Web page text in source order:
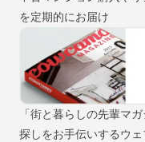
を定期的にお届け
「街と暮らしの先輩マ
探しをお手伝いするウ